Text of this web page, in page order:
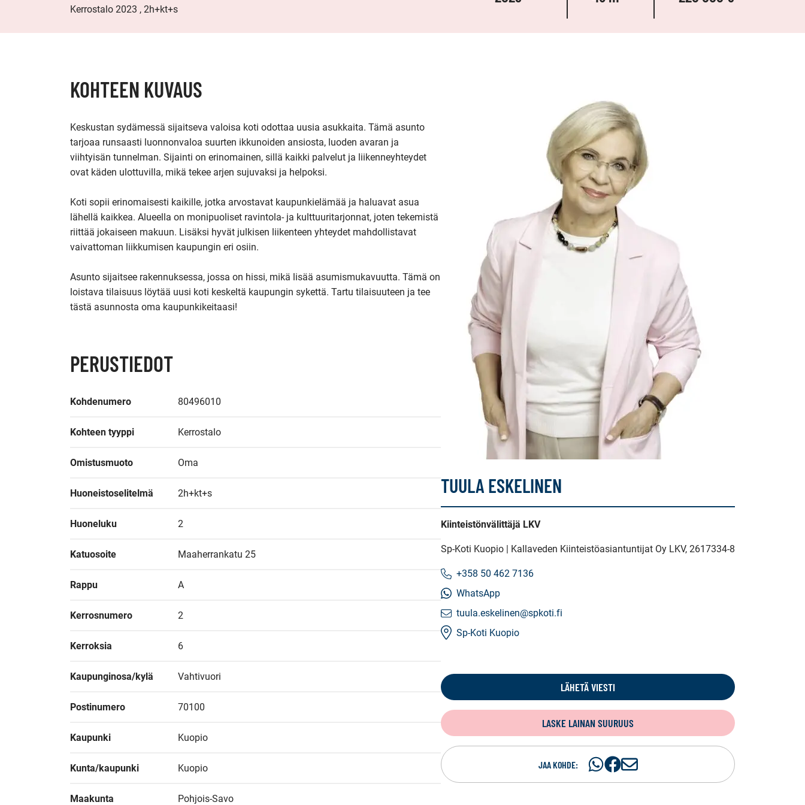
Kerrostalo 2023 , 2h+kt+s
KOHTEEN KUVAUS
Keskustan sydämessä sijaitseva valoisa koti odottaa uusia asukkaita. Tämä asunto
tarjoaa runsaasti luonnonvaloa suurten ikkunoiden ansiosta, luoden avaran ja
viihtyisän tunnelman. Sijainti on erinomainen, sillä kaikki palvelut ja liikenneyhteydet
ovat käden ulottuvilla, mikä tekee arjen sujuvaksi ja helpoksi.
Koti sopii erinomaisesti kaikille, jotka arvostavat kaupunkielämää ja haluavat asua
lähellä kaikkea. Alueella on monipuoliset ravintola- ja kulttuuritarjonnat, joten tekemistä
riittää jokaiseen makuun. Lisäksi hyvät julkisen liikenteen yhteydet mahdollistavat
vaivattoman liikkumisen kaupungin eri osiin.
Asunto sijaitsee rakennuksessa, jossa on hissi, mikä lisää asumismukavuutta. Tämä on
loistava tilaisuus löytää uusi koti keskeltä kaupungin sykettä. Tartu tilaisuuteen ja tee
tästä asunnosta oma kaupunkikeitaasi!
PERUSTIEDOT
Kohdenumero 80496010
Kohteen tyyppi Kerrostalo
Omistusmuoto Oma
Huoneistoselitelmä 2h+kt+s
Huoneluku 2
Katuosoite Maaherrankatu 25
Rappu A
Kerrosnumero 2
Kerroksia 6
Kaupunginosa/kylä Vahtivuori
Postinumero 70100
Kaupunki Kuopio
Kunta/kaupunki Kuopio
Maakunta Pohjois-Savo
TUULA ESKELINEN
Kiinteistönvälittäjä LKV
Sp-Koti Kuopio | Kallaveden Kiinteistöasiantuntijat Oy LKV, 2617334-8
+358 50 462 7136
WhatsApp
tuula.eskelinen@spkoti.fi
Sp-Koti Kuopio
LÄHETÄ VIESTI
LASKE LAINAN SUURUUS
JAA KOHDE:
JaaJaaJ